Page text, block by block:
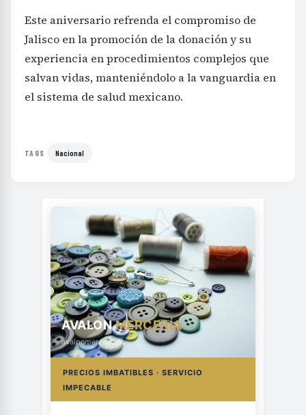
Este aniversario refrenda el compromiso de
Jalisco en la promoción de la donación y su
experiencia en procedimientos complejos que
salvan vidas, manteniéndolo a la vanguardia en
el sistema de salud mexicano.
TAGS Nacional
AVALONMERCERÍA
avalonmerceria.es
PRECIOS IMBATIBLES · SERVICIO
IMPECABLE